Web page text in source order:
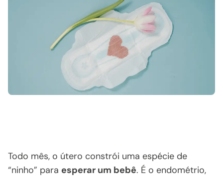
Todo mês, o útero constrói uma espécie de
“ninho” para esperar um bebê. É o endométrio,